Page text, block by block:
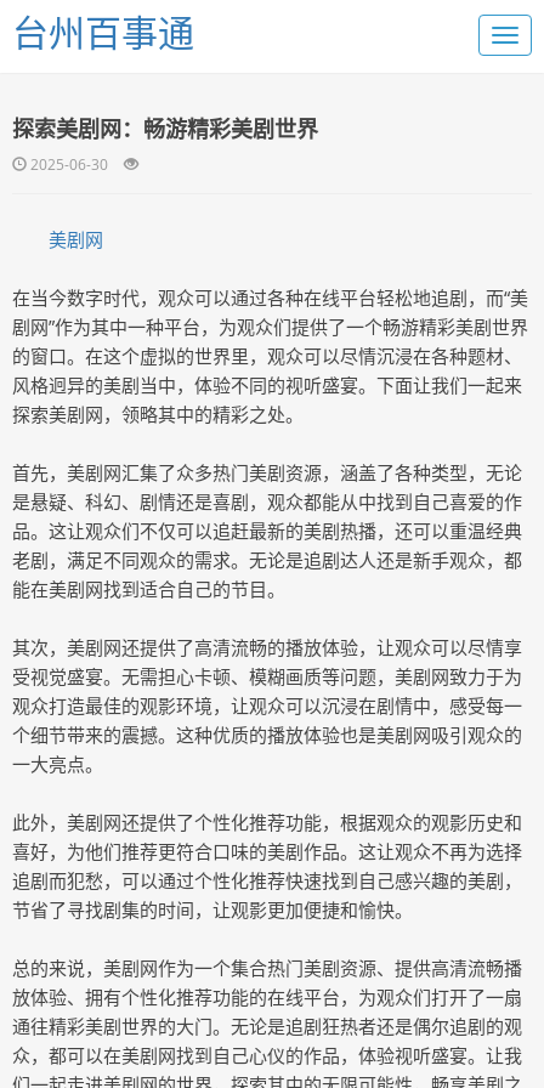
台州百事通
探索美剧网：畅游精彩美剧世界
2025-06-30
美剧网
在当今数字时代，观众可以通过各种在线平台轻松地追剧，而“美
剧网”作为其中一种平台，为观众们提供了一个畅游精彩美剧世界
的窗口。在这个虚拟的世界里，观众可以尽情沉浸在各种题材、
风格迥异的美剧当中，体验不同的视听盛宴。下面让我们一起来
探索美剧网，领略其中的精彩之处。
首先，美剧网汇集了众多热门美剧资源，涵盖了各种类型，无论
是悬疑、科幻、剧情还是喜剧，观众都能从中找到自己喜爱的作
品。这让观众们不仅可以追赶最新的美剧热播，还可以重温经典
老剧，满足不同观众的需求。无论是追剧达人还是新手观众，都
能在美剧网找到适合自己的节目。
其次，美剧网还提供了高清流畅的播放体验，让观众可以尽情享
受视觉盛宴。无需担心卡顿、模糊画质等问题，美剧网致力于为
观众打造最佳的观影环境，让观众可以沉浸在剧情中，感受每一
个细节带来的震撼。这种优质的播放体验也是美剧网吸引观众的
一大亮点。
此外，美剧网还提供了个性化推荐功能，根据观众的观影历史和
喜好，为他们推荐更符合口味的美剧作品。这让观众不再为选择
追剧而犯愁，可以通过个性化推荐快速找到自己感兴趣的美剧，
节省了寻找剧集的时间，让观影更加便捷和愉快。
总的来说，美剧网作为一个集合热门美剧资源、提供高清流畅播
放体验、拥有个性化推荐功能的在线平台，为观众们打开了一扇
通往精彩美剧世界的大门。无论是追剧狂热者还是偶尔追剧的观
众，都可以在美剧网找到自己心仪的作品，体验视听盛宴。让我